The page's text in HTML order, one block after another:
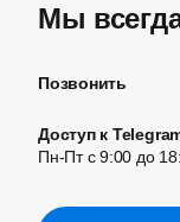
Мы
Позвонить
Доступ к
Пн-Пт с 9:00 до